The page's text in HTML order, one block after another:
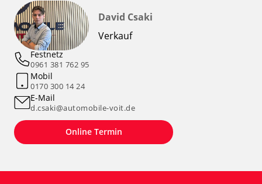
David Csaki
Verkauf
Festnetz
0961 381 762 95
Mobil
0170 300 14 24
E-Mail
d.csaki@automobile-voit.de
Online Termin